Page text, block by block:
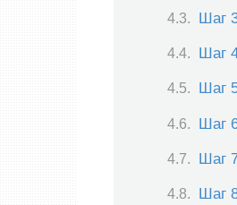
Шаг
Шаг
Шаг
Шаг
Шаг
Шаг